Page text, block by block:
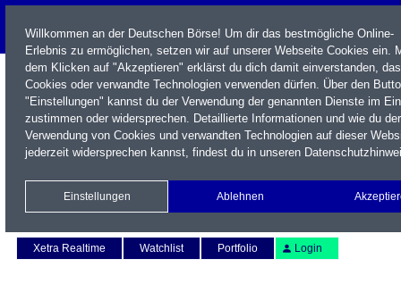
Xetra Realtime
Watchlist Portfolio Login
Willkommen an der Deutschen Börse! Um dir das bestmögliche Online-
Erlebnis zu ermöglichen, setzen wir auf unserer Webseite Cookies ein.
dem Klicken auf "Akzeptieren" erklärst du dich damit einverstanden,
Cookies oder verwandte Technologien verwenden dürfen. Über den
"Einstellungen" kannst du der Verwendung der genannten Dienste im
zustimmen oder widersprechen. Detaillierte Informationen und wie du der
Verwendung von Cookies und verwandten Technologien auf dieser
jederzeit widersprechen kannst, findest du in unseren
Einstellungen Ablehnen